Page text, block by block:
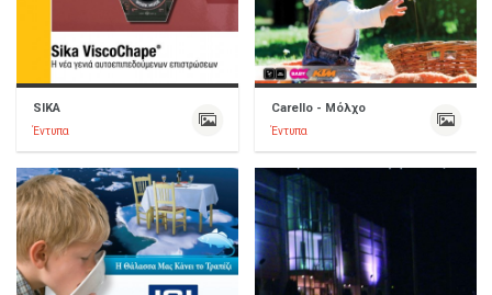
SIKA
Έντυπα
Carello - Μόλχο
Έντυπα